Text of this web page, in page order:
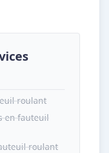
roulant
en fauteuil
roulant